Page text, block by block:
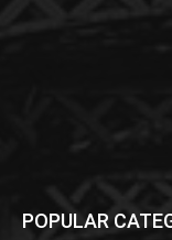
POPULAR